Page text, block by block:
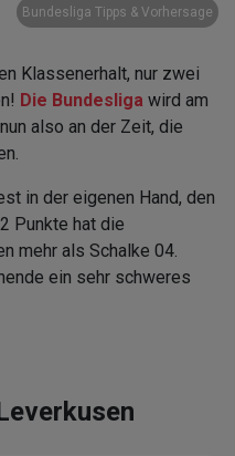
Bundesliga Tipps & Vorhersage
Klassenerhalt, nur zwei
Die Bundesliga wird am
also an der Zeit, die
in der eigenen Hand, den
Punkte hat die
mehr als Schalke 04.
ein sehr schweres